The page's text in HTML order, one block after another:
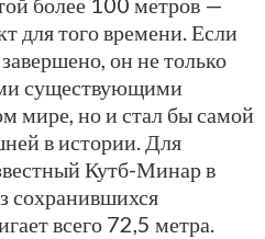
для того времени. Если
он не только
существующими
мире, но и стал бы самой
в истории. Для
Кутб-Минар в
сохранившихся
всего 72,5 метра.